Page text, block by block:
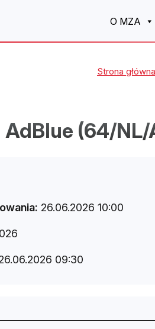
O MZA
Strona główna
AdBlue (64/
26.06.2026 10:00
09:30